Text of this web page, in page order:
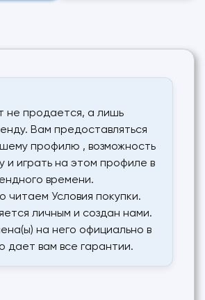
не продается, а лишь
Вам предоставляться
профилю , возможность
и играть на этом профиле в
времени.
читаем Условия покупки.
личным и создан нами.
на него официально в
дает вам все гарантии.